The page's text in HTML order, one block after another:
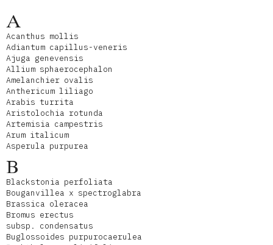
A
Acanthus mollis
Adiantum capillus-veneris
Ajuga genevensis
Allium sphaerocephalon
Amelanchier ovalis
Anthericum liliago
Arabis turrita
Aristolochia rotunda
Artemisia campestris
Arum italicum
Asperula purpurea
B
Blackstonia perfoliata
Bouganvillea x spectroglabra
Brassica oleracea
Bromus erectus
subsp. condensatus
Buglossoides purpurocaerulea